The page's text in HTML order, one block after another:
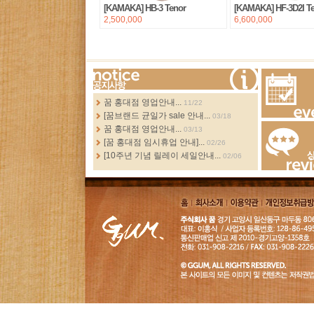
[KAMAKA] HB-3 Tenor
2,500,000
[KAMAKA] HF-3D2I
6,600,000
more...
꿈 홍대점 영업안내... 11/22
[꿈브랜드 균일가 sale 안내... 03/18
꿈 홍대점 영업안내... 03/13
[꿈 홍대점 임시휴업 안내]... 02/26
[10주년 기념 릴레이 세일안내... 02/06
Events
Review
홈
회사소
개
이용약
관
개인정보취급
침